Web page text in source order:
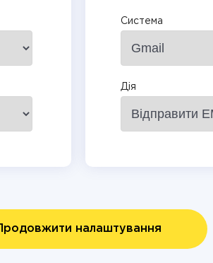
Система
Дія
Продовжити налаштування